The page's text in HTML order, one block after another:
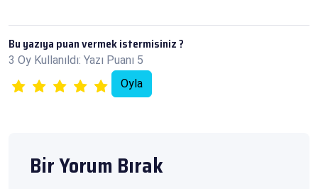
Bu yazıya puan vermek istermisiniz ?
3 Oy Kullanıldı: Yazı Puanı 5
Bir Yorum Bırak